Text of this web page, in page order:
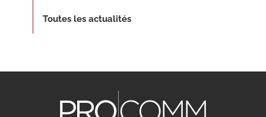
Toutes les actualités